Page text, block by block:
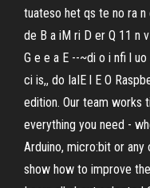
tuateso het qs te no ra n
de B a iM ri D er Q 11 n
G e e a E --~di o i nfi l
ci is,, do IaIE l E O
edition. Our team works
everything you need -
Arduino, micro:bit or
show how to improve